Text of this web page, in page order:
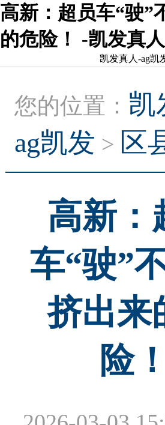
高新：超员车“驶”
的危险！ -凯发真人
凯发真人-ag凯
您的位置： 凯
ag凯发 > 区
高新：
车“驶”
挤出来
险！